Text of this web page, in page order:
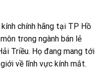
chính hãng tại TP Hồ
trong ngành bán lẻ
Triều. Họ đang mang tới
về lĩnh vực kính mắt.